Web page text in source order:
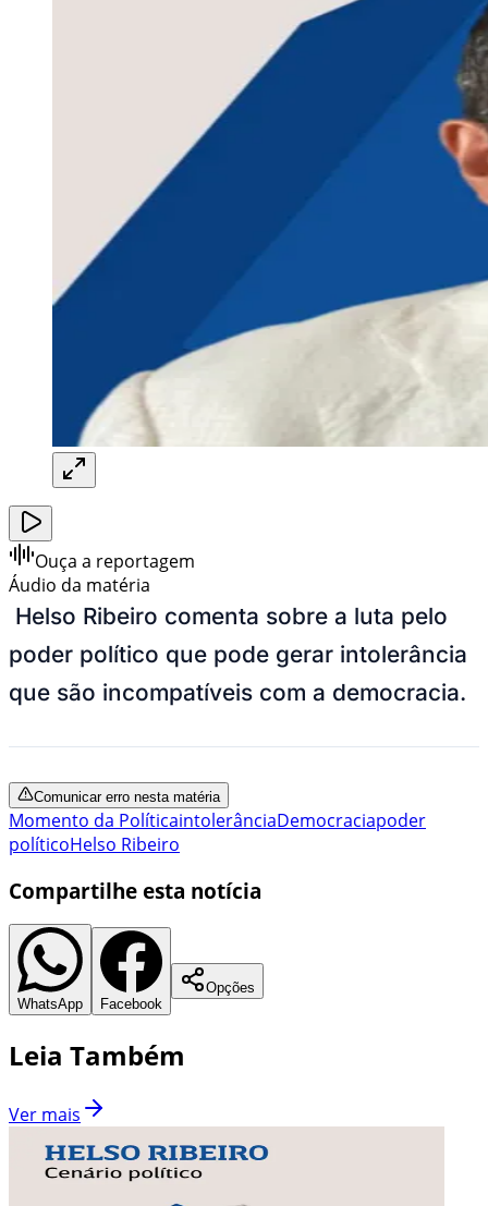
Ouça a reportagem
Áudio da matéria
Helso Ribeiro comenta sobre a luta pelo
poder político que pode gerar intolerância
que são incompatíveis com a democracia.
Comunicar erro nesta matéria
Momento da PolíticaintolerânciaDemocraciapoder
políticoHelso Ribeiro
Compartilhe esta notícia
WhatsApp Facebook
Opções
Leia Também
Ver mais